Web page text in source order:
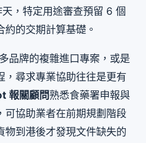
，特定用途審查預留 6 個
約的交期計算基礎。
品牌的複雜進口專案，或是
，尋求專業協助往往是更有
報關顧問熟悉食藥署申報與
可協助業者在前期規劃階段
物到港後才發現文件缺失的